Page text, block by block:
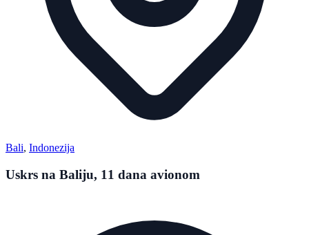
Bali, Indonezija
Uskrs na Baliju, 11 dana avionom